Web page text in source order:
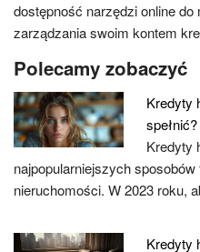
dostępność narzędzi online do
zarządzania swoim kontem
Polecamy zobaczyć
Kredyty
spełnić?
Kredyty
najpopularniejszych
nieruchomości. W 2023 roku,
Kredyty